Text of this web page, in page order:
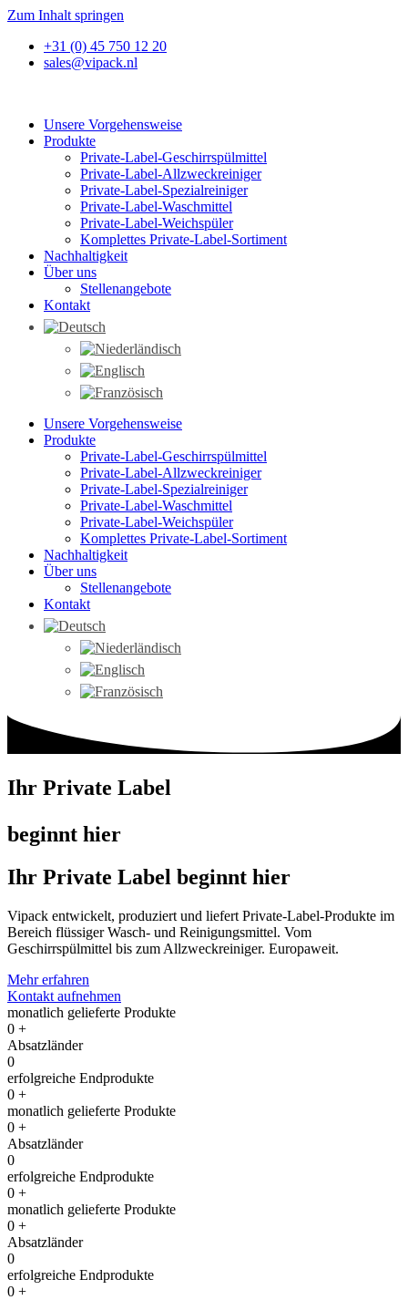
Zum Inhalt springen
+31 (0) 45 750 12 20
sales@vipack.nl
Unsere Vorgehensweise
Produkte
Private-Label-Geschirrspülmittel
Private-Label-Allzweckreiniger
Private-Label-Spezialreiniger
Private-Label-Waschmittel
Private-Label-Weichspüler
Komplettes Private-Label-Sortiment
Nachhaltigkeit
Über uns
Stellenangebote
Kontakt
Unsere Vorgehensweise
Produkte
Private-Label-Geschirrspülmittel
Private-Label-Allzweckreiniger
Private-Label-Spezialreiniger
Private-Label-Waschmittel
Private-Label-Weichspüler
Komplettes Private-Label-Sortiment
Nachhaltigkeit
Über uns
Stellenangebote
Kontakt
Ihr Private Label
beginnt hier
Ihr Private Label beginnt hier
Vipack entwickelt, produziert und liefert Private-Label-Produkte im
Bereich flüssiger Wasch- und Reinigungsmittel. Vom
Geschirrspülmittel bis zum Allzweckreiniger. Europaweit.
Mehr erfahren
Kontakt aufnehmen
monatlich gelieferte Produkte
0 +
Absatzländer
0
erfolgreiche Endprodukte
0 +
monatlich gelieferte Produkte
0 +
Absatzländer
0
erfolgreiche Endprodukte
0 +
monatlich gelieferte Produkte
0 +
Absatzländer
0
erfolgreiche Endprodukte
0 +